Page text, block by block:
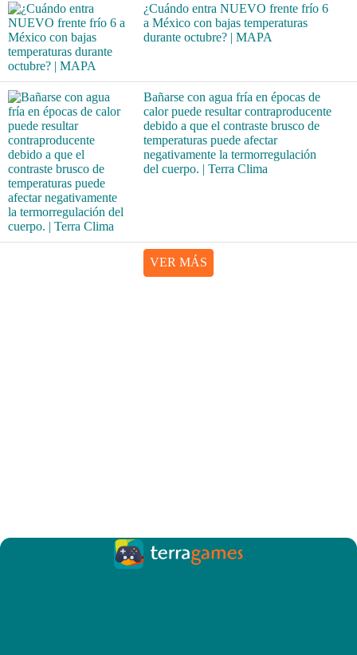
¿Cuándo entra NUEVO frente frío 6
a México con bajas temperaturas
durante octubre? | MAPA
Bañarse con agua fría en épocas de
calor puede resultar contraproducente
debido a que el contraste brusco de
temperaturas puede afectar
negativamente la termorregulación
del cuerpo. | Terra Clima
VER MÁS